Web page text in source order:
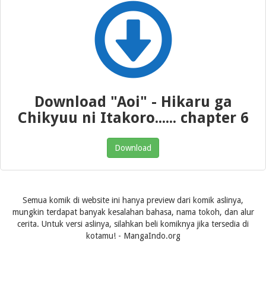
Download "Aoi" - Hikaru ga
Chikyuu ni Itakoro...... chapter 6
Download
Semua komik di website ini hanya preview dari komik aslinya,
mungkin terdapat banyak kesalahan bahasa, nama tokoh, dan alur
cerita. Untuk versi aslinya, silahkan beli komiknya jika tersedia di
kotamu! - MangaIndo.org